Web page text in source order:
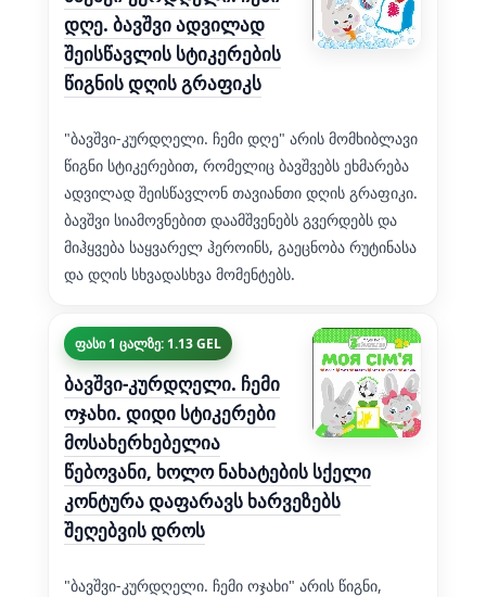
დღე. ბავშვი ადვილად
შეისწავლის სტიკერების
წიგნის დღის გრაფიკს
"ბავშვი-კურდღელი. ჩემი დღე" არის მომხიბლავი
წიგნი სტიკერებით, რომელიც ბავშვებს ეხმარება
ადვილად შეისწავლონ თავიანთი დღის გრაფიკი.
ბავშვი სიამოვნებით დაამშვენებს გვერდებს და
მიჰყვება საყვარელ ჰეროინს, გაეცნობა რუტინასა
და დღის სხვადასხვა მომენტებს.
ფასი 1 ცალზე: 1.13 GEL
ბავშვი-კურდღელი. ჩემი
ოჯახი. დიდი სტიკერები
მოსახერხებელია
წებოვანი, ხოლო ნახატების სქელი
კონტურა დაფარავს ხარვეზებს
შეღებვის დროს
"ბავშვი-კურდღელი. ჩემი ოჯახი" არის წიგნი,